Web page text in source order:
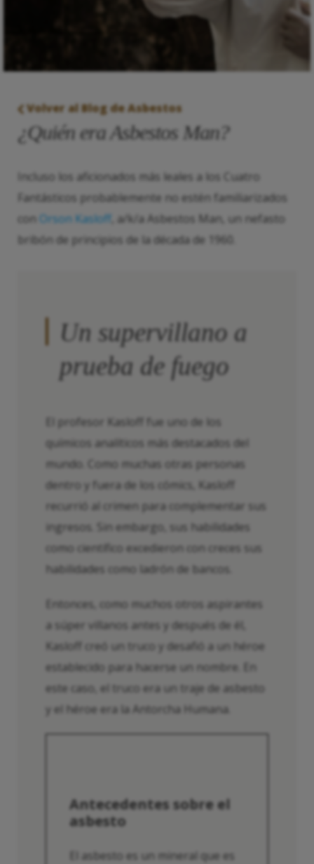
Volver al Blog de Asbestos
¿Quién era Asbestos Man?
Incluso los aficionados más leales a los Cuatro
Fantásticos probablemente no estén familiarizados
con
Orson Kasloff , a/k/a Asbestos Man, un nefasto
bribón de principios de la década de 1960.
Un supervillano a
prueba de fuego
El profesor Kasloff fue uno de los
químicos analíticos más destacados del
mundo. Como muchas otras personas
dentro y fuera de los cómics, Kasloff
recurrió al crimen para complementar sus
ingresos. Sin embargo, sus habilidades
como científico excedieron con creces sus
habilidades como ladrón de bancos.
Entonces, como muchos otros aspirantes
a súper villanos antes y después de él,
Kasloff creó un truco y desafió a un héroe
establecido para hacerse un nombre. En
este caso, el truco era un traje de asbesto
y el héroe era la Antorcha Humana.
Antecedentes sobre el
asbesto
El asbesto es un mineral que es